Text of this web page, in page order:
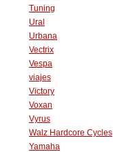
Tuning
Ural
Urbana
Vectrix
Vespa
viajes
Victory
Voxan
Vyrus
Walz Hardcore Cycles
Yamaha